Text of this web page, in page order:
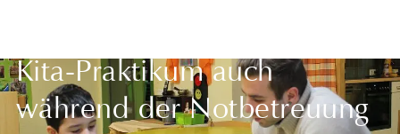
Kita-Praktikum auch
während der Notbetreuung